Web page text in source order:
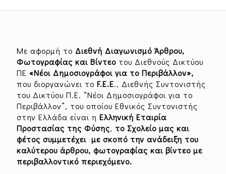
Με αφορμή το Διεθνή Διαγωνισμό Άρθρου,
Φωτογραφίας και Βίντεο του Διεθνούς Δικτύου
ΠΕ «Νέοι Δημοσιογράφοι για το Περιβάλλον»,
που διοργανώνει το F.E.E., Διεθνής Συντονιστής
του Δικτύου Π.Ε. “Νέοι Δημοσιογράφοι για το
Περιβάλλον”, του οποίου Εθνικός Συντονιστής
στην Ελλάδα είναι η Ελληνική Εταιρία
Προστασίας της Φύσης, το Σχολείο μας και
φέτος συμμετέχει με σκοπό την ανάδειξη του
καλύτερου άρθρου, φωτογραφίας και βίντεο με
περιβαλλοντικό περιεχόμενο.